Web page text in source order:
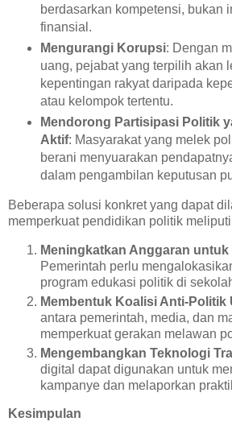
berdasarkan kompetensi, bukan
finansial.
Mengurangi Korupsi: Dengan
uang, pejabat yang terpilih akan
kepentingan rakyat daripada
atau kelompok tertentu.
Mendorong Partisipasi Politik
Aktif: Masyarakat yang melek
berani menyuarakan
dalam pengambilan keputusan
Beberapa solusi konkret yang dapat
memperkuat pendidikan politik
Meningkatkan Anggaran
Pemerintah perlu
program edukasi politik di
Membentuk Koalisi Anti-Politik
antara pemerintah, media, dan
memperkuat gerakan melawan
Mengembangkan Teknologi
digital dapat digunakan untuk
kampanye dan melaporkan
Kesimpulan